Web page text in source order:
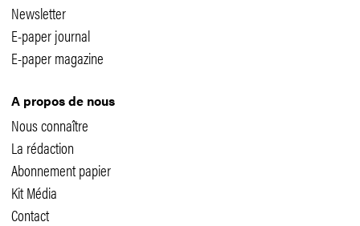
Newsletter
E-paper journal
E-paper magazine
A propos de nous
Nous connaître
La rédaction
Abonnement papier
Kit Média
Contact